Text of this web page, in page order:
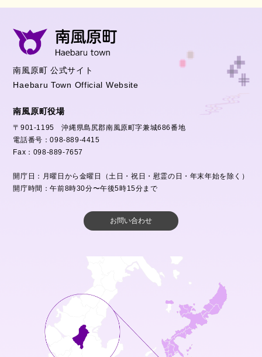
南風原町 公式サイト
Haebaru Town Official Website
南風原町役場
〒901-1195 沖縄県島尻郡南風原町字兼城686番地
電話番号：098-889-4415
Fax：098-889-7657
開庁日：月曜日から金曜日（土日・祝日・慰霊の日・年末年始を除く）
開庁時間：午前8時30分〜午後5時15分まで
お問い合わせ